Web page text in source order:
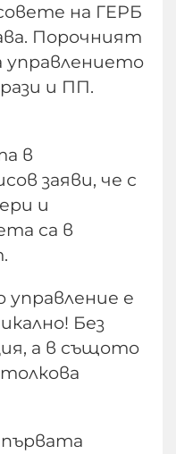
на ГЕРБ
Порочният
управлението
и ПП.
в
заяви, че с
и
са в
управление е
Без
а в същото